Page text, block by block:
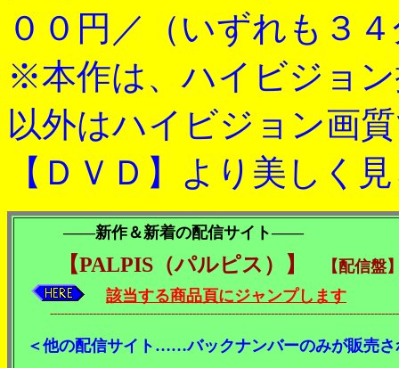
００円／（いずれも３
※本作は、ハイビジョ
以外はハイビジョン画
【ＤＶＤ】より美しく
――新作＆新着の配信サイト――
【PALPIS（パルピス）】
【配信盤
該当する商品頁にジャンプします
＜他の配信サイト……バックナンバーのみが販売